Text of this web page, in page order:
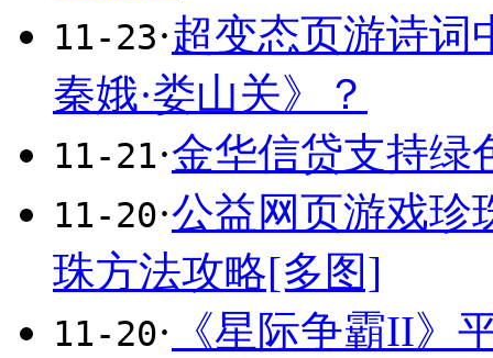
11-23·超变态页游诗词
秦娥·娄山关》？
11-21·金华信贷支持绿
11-20·公益网页游戏珍
珠方法攻略[多图]
11-20· 《星际争霸II》